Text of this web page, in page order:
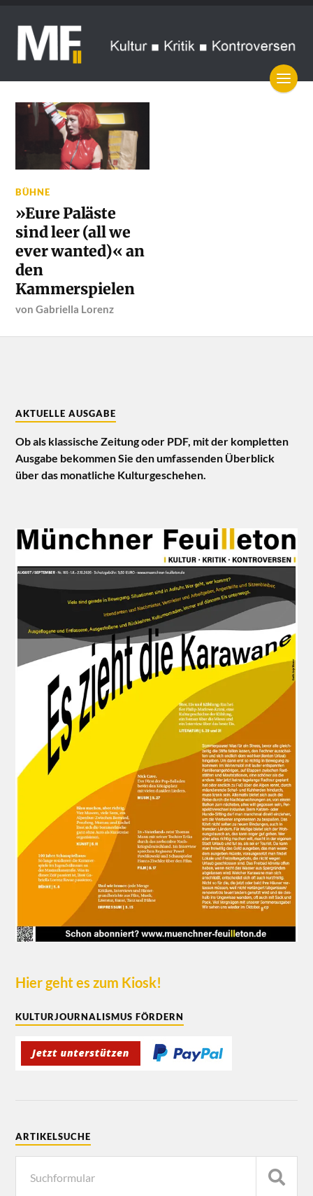
BÜHNE
»Eure Paläste
sind leer (all we
ever wanted)« an
den
Kammerspielen
vonGabriella Lorenz
AKTUELLE AUSGABE
Ob als klassische Zeitung oder PDF, mit der kompletten
Ausgabe bekommen Sie den umfassenden Überblick
über das monatliche Kulturgeschehen.
Hier geht es zum Kiosk!
KULTURJOURNALISMUS FÖRDERN
ARTIKELSUCHE